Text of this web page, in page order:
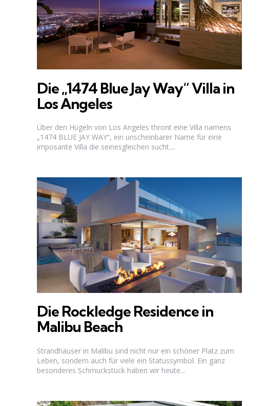
Die „1474 Blue Jay Way“ Villa in
Los Angeles
Über den Hügeln von Los Angeles thront eine Villa namens
„1474 BLUE JAY WAY“, ein unscheinbarer Name für eine
imposante Villa die seinesgleichen sucht....
Die Rockledge Residence in
Malibu Beach
Strandhäuser in Malibu sind nicht nur ein schöner Platz zum
Leben, sondern auch für viele ein Statussymbol. Ein ganz
besonderes Schmuckstück haben wir heute...